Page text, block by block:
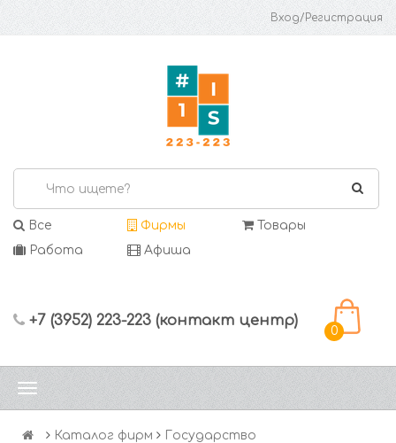
Вход/Регистрация
Все Фирмы
Товары
Работа
Афиша
+7 (3952) 223-223 (контакт центр)
0
Каталог фирм
Государство